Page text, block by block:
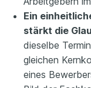
Ein
stärkt die
dieselbe
gleichen
eines